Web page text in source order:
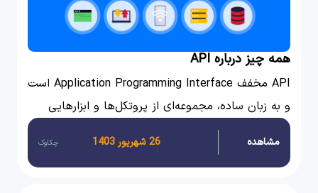
همه چیز درباره API
API مخفف Application Programming Interface است
و به زبان ساده، مجموعه‌ای از پروتکل‌ها و ابزارهایی
است که به نرم‌افزارهای مختلف امکان می‌دهد با یکدیگر
ارتباط برقرار کنند. API‌ها مانند پل میان برنامه‌ها عمل
مشاهده 26 شهریور 1403 چکاوک